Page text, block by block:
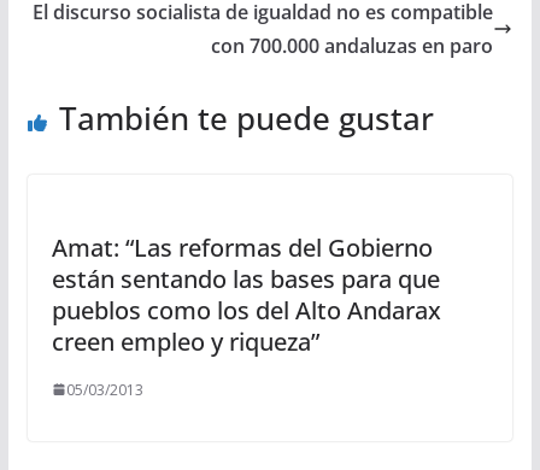
El discurso socialista de igualdad no es compatible
con 700.000 andaluzas en paro
También te puede gustar
Amat: “Las reformas del Gobierno
están sentando las bases para que
pueblos como los del Alto Andarax
creen empleo y riqueza”
05/03/2013